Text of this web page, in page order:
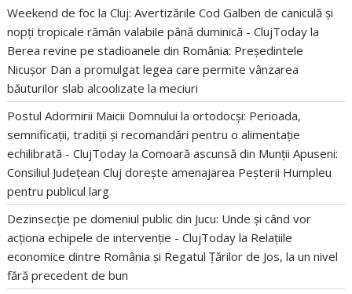
Weekend de foc la Cluj: Avertizările Cod Galben de caniculă și
nopți tropicale rămân valabile până duminică - ClujToday la
Berea revine pe stadioanele din România: Președintele
Nicușor Dan a promulgat legea care permite vânzarea
băuturilor slab alcoolizate la meciuri
Postul Adormirii Maicii Domnului la ortodocși: Perioada,
semnificații, tradiții și recomandări pentru o alimentație
echilibrată - ClujToday laComoară ascunsă din Munții Apuseni:
Consiliul Județean Cluj dorește amenajarea Peșterii Humpleu
pentru publicul larg
Dezinsecție pe domeniul public din Jucu: Unde și când vor
acționa echipele de intervenție - ClujToday la Relațiile
economice dintre România și Regatul Țărilor de Jos, la un nivel
fără precedent de bun